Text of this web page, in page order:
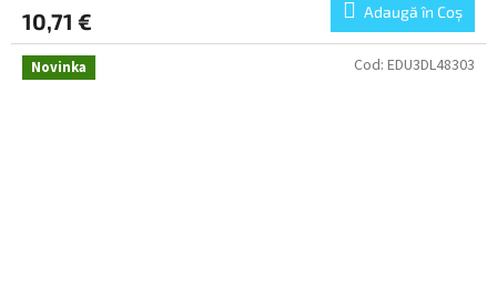
10,71 € Adaugă în Coş
Novinka Cod: EDU3DL48303